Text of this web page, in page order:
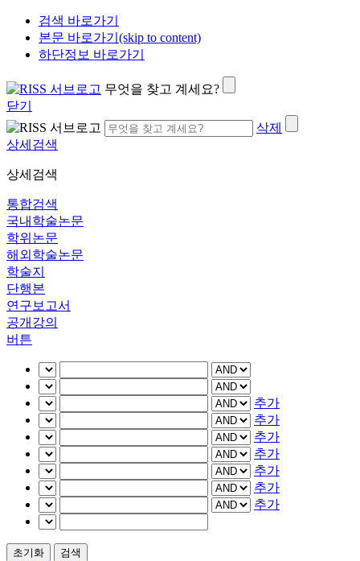
검색 바로가기
본문 바로가기(skip to content)
하단정보 바로가기
무엇을 찾고 계세요?
닫기
삭제
상세검색
상세검색
통합검색
국내학술논문
학위논문
해외학술논문
학술지
단행본
연구보고서
공개강의
버튼
추가
추가
추가
추가
추가
추가
추가